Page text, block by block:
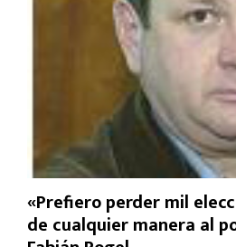
«Prefiero perder mil
de cualquier manera al